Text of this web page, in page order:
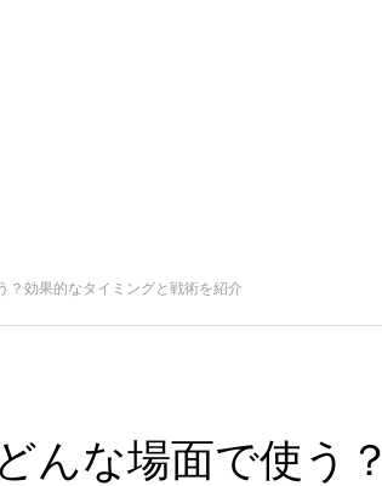
？効果的なタイミングと戦術を紹介
んな場面で使う？